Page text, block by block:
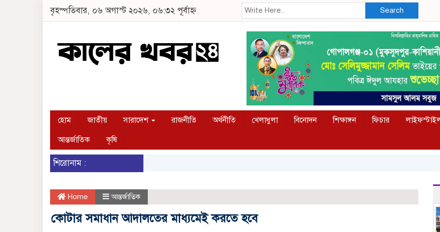
বৃহস্পতিবার, ০৬ অগাস্ট ২০২৬, ০৬:৩২ পূর্বাহ্ন Search
হোম জাতীয় সারাদেশ রাজনীতি অর্থনীতি খেলাধুলা বিনোদন শিক্ষাঙ্গন ফিচার
আন্তর্জাতিক
কৃষি
শিরোনাম :
Home আন্তর্জাতিক
কোটার সমাধান আদালতের মাধ্যমেই করতে হবে